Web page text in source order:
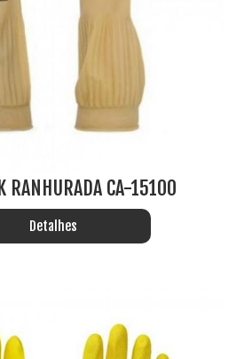
RANHURADA CA-15100
Detalhes